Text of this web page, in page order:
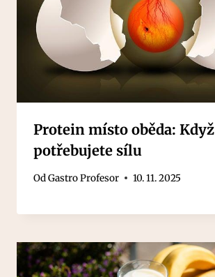
Protein místo oběda: Když
potřebujete sílu
OdGastro Profesor 10. 11. 2025